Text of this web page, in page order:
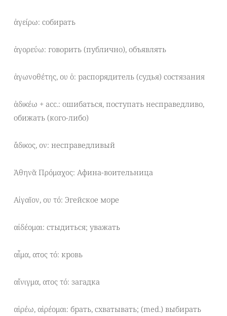
ἀγείρω: собирать
ἀγορεύω: говорить (публично), объявлять
ἀγωνοθέτης, ου ὁ: распорядитель (судья) состязания
ἀδικέω + acc.: ошибаться, поступать несправедливо,
обижать (кого-либо)
ἄδικος, ον: несправедливый
Ἀθηνᾶ Πρόμαχος: Афина-воительница
Αἰγαῖον, ου τό: Эгейское море
αἰδέομαι: стыдиться; уважать
αἷμα, ατος τό: кровь
αἴνιγμα, ατος τό: загадка
αἱρέω, αἱρέομαι: брать, схватывать; (med.) выбирать